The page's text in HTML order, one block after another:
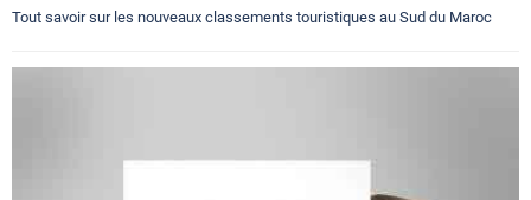
Tout savoir sur les nouveaux classements touristiques au Sud du Maroc